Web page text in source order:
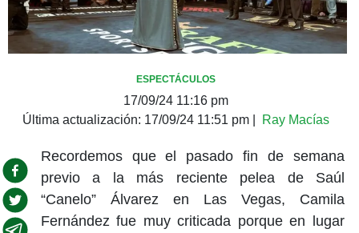
ESPECTÁCULOS
17/09/24 11:16 pm
Última actualización: 17/09/24 11:51 pm| Ray Macías
Recordemos que el pasado fin de semana
previo a la más reciente pelea de Saúl
“Canelo” Álvarez en Las Vegas, Camila
Fernández fue muy criticada porque en lugar